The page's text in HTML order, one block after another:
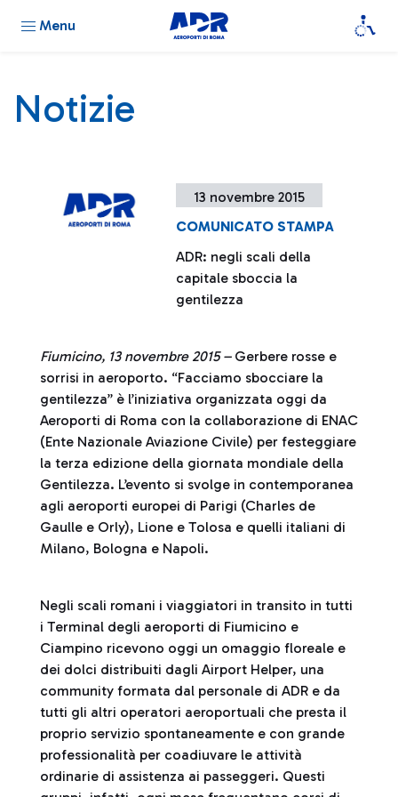
Menu
Notizie
13 novembre 2015
COMUNICATO STAMPA
ADR: negli scali della
capitale sboccia la
gentilezza
Fiumicino, 13 novembre 2015 – Gerbere rosse e
sorrisi in aeroporto. “Facciamo sbocciare la
gentilezza” è l’iniziativa organizzata oggi da
Aeroporti di Roma con la collaborazione di ENAC
(Ente Nazionale Aviazione Civile) per festeggiare
la terza edizione della giornata mondiale della
Gentilezza. L’evento si svolge in contemporanea
agli aeroporti europei di Parigi (Charles de
Gaulle e Orly), Lione e Tolosa e quelli italiani di
Milano, Bologna e Napoli.
Negli scali romani i viaggiatori in transito in tutti
i Terminal degli aeroporti di Fiumicino e
Ciampino ricevono oggi un omaggio floreale e
dei dolci distribuiti dagli Airport Helper, una
community formata dal personale di ADR e da
tutti gli altri operatori aeroportuali che presta il
proprio servizio spontaneamente e con grande
professionalità per coadiuvare le attività
ordinarie di assistenza ai passeggeri. Questi